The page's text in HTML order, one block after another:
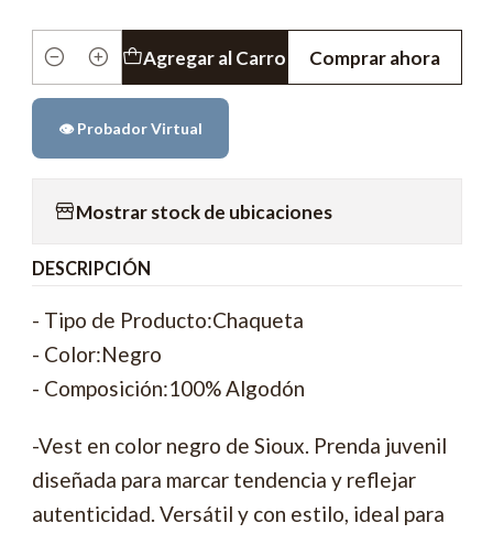
Cantidad
Agregar al Carro Comprar ahora
👁️ Probador Virtual
Mostrar stock de ubicaciones
DESCRIPCIÓN
- Tipo de Producto:Chaqueta
- Color:Negro
- Composición:100% Algodón
-Vest en color negro de Sioux. Prenda juvenil
diseñada para marcar tendencia y reflejar
autenticidad. Versátil y con estilo, ideal para